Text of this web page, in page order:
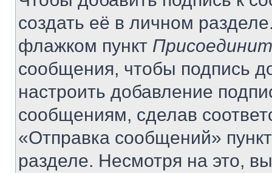
создать её в личном
флажком пункт
сообщения, чтобы подпись
настроить добавление
сообщениям, сделав
«Отправка сообщений»
разделе. Несмотря на это,